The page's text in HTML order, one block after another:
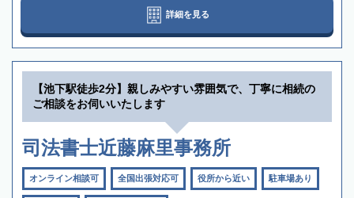
詳細を見る
【池下駅徒歩2分】親しみやすい雰囲気で、丁寧に相続の
ご相談をお伺いいたします
司法書士近藤麻里事務所
オンライン相談可 全国出張対応可 役所から近い 駐車場あり